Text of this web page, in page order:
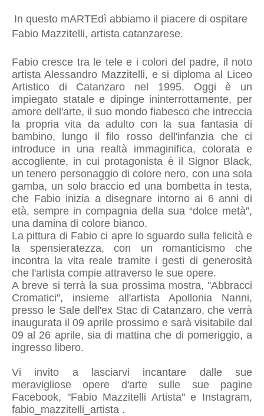
In questo mARTEdì abbiamo il piacere di ospitare
Fabio Mazzitelli, artista catanzarese.
Fabio cresce tra le tele e i colori del padre, il noto
artista Alessandro Mazzitelli, e si diploma al Liceo
Artistico di Catanzaro nel 1995. Oggi è un
impiegato statale e dipinge ininterrottamente, per
amore dell'arte, il suo mondo fiabesco che intreccia
la propria vita da adulto con la sua fantasia di
bambino, lungo il filo rosso dell'infanzia che ci
introduce in una realtà immaginifica, colorata e
accogliente, in cui protagonista è il Signor Black,
un tenero personaggio di colore nero, con una sola
gamba, un solo braccio ed una bombetta in testa,
che Fabio inizia a disegnare intorno ai 6 anni di
età, sempre in compagnia della sua “dolce metà”,
una damina di colore bianco.
La pittura di Fabio ci apre lo sguardo sulla felicità e
la spensieratezza, con un romanticismo che
incontra la vita reale tramite i gesti di generosità
che l'artista compie attraverso le sue opere.
A breve si terrà la sua prossima mostra, "Abbracci
Cromatici", insieme all'artista Apollonia Nanni,
presso le Sale dell'ex Stac di Catanzaro, che verrà
inaugurata il 09 aprile prossimo e sarà visitabile dal
09 al 26 aprile, sia di mattina che di pomeriggio, a
ingresso libero.
Vi invito a lasciarvi incantare dalle sue
meravigliose opere d'arte sulle sue pagine
Facebook, "Fabio Mazzitelli Artista" e Instagram,
fabio_mazzitelli_artista .